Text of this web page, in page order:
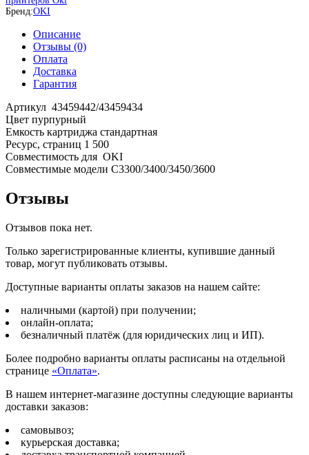
Бренд:OKI
Описание
Отзывы (0)
Оплата
Доставка
Гарантия
Артикул 43459442/43459434
Цвет пурпурный
Емкость картриджа стандартная
Ресурс, страниц 1 500
Совместимость для OKI
Совместимые модели C3300/3400/3450/3600
Отзывы
Отзывов пока нет.
Только зарегистрированные клиенты, купившие данный
товар, могут публиковать отзывы.
Доступные варианты оплаты заказов на нашем сайте:
наличными (картой) при получении;
онлайн-оплата;
безналичный платёж (для юридических лиц и ИП).
Более подробно варианты оплаты расписаны на отдельной
странице «Оплата».
В нашем интернет-магазине доступны следующие варианты
доставки заказов:
самовывоз;
курьерская доставка;